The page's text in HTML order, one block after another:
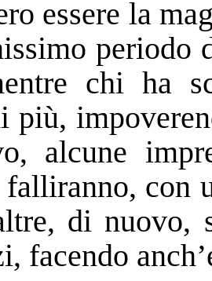
essere la
periodo
chi ha
più,
alcune
falliranno, con
di nuovo,
facendo